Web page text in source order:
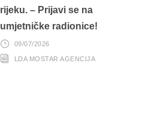
rijeku. – Prijavi se na
umjetničke radionice!
09/07/2026
LDA MOSTAR AGENCIJA